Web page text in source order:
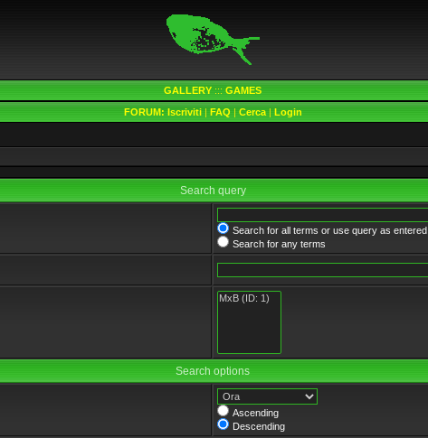
GALLERY ::: GAMES
FORUM: Iscriviti| FAQ | Cerca| Login
Search query
Search for all terms or use query as entered
Search for any terms
Search options
Ascending
Descending